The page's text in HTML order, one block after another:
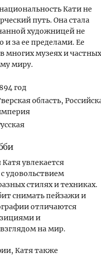
Кати не
путь. Она стала
художницей не
и за ее пределами. Ее
многих музеях и частных
миру.
год
область,
увлекается
удовольствием
стилях и техниках.
снимать пейзажи и
отличаются
и
на мир.
Катя также